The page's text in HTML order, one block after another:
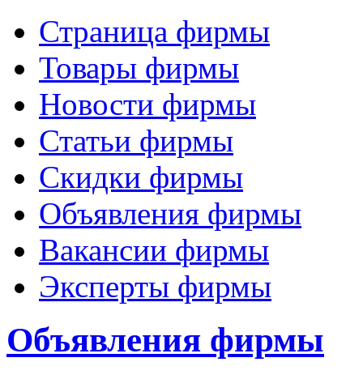
Страница фирмы
Товары фирмы
Новости фирмы
Статьи фирмы
Скидки фирмы
Объявления фирмы
Вакансии фирмы
Эксперты фирмы
Объявления фирмы